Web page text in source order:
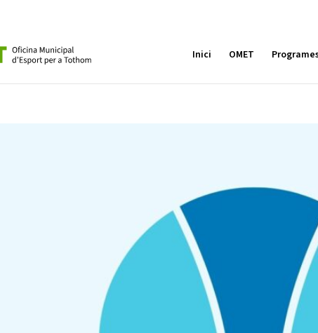
Inici OMET
MÓN ESCOLAR
ACTUALITAT
Butlletins